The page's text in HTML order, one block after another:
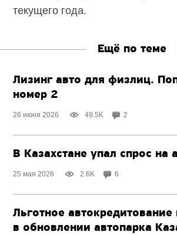
текущего года.
Ещё по теме
Лизинг авто для физлиц.
номер 2
26 июня 2026 49.5K 2
В Казахстане упал спрос на
25 мая 2026 2.6K 6
Льготное автокредитование
в обновлении автопарка